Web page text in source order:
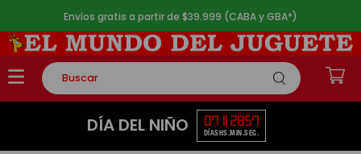
Envíos gratis a partir de $39.999 (CABA y GBA*)
Buscar
TÉRMINOS MÁS BUSCADOS
DÍA DEL NIÑO 07
DÍAS
11
HS.
28
MIN.
57
SEG.